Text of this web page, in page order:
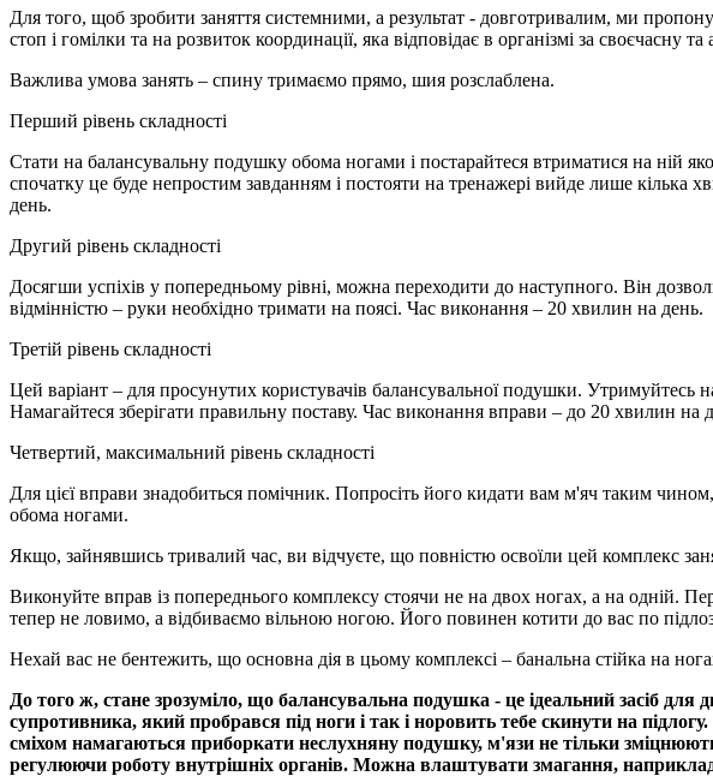
Для того, щоб зробити заняття системними, а результат - довготривалим, ми
стоп і гомілки та на розвиток координації, яка відповідає в організмі за своєчасну
Важлива умова занять – спину тримаємо прямо, шия розслаблена.
Перший рівень складності
Стати на балансувальну подушку обома ногами і постарайтеся втриматися на ній
спочатку це буде непростим завданням і постояти на тренажері вийде лише кілька
день.
Другий рівень складності
Досягши успіхів у попередньому рівні, можна переходити до наступного. Він
відмінністю – руки необхідно тримати на поясі. Час виконання – 20 хвилин на день.
Третій рівень складності
Цей варіант – для просунутих користувачів балансувальної подушки.
Намагайтеся зберігати правильну поставу. Час виконання вправи – до 20 хвилин на
Четвертий, максимальний рівень складності
Для цієї вправи знадобиться помічник. Попросіть його кидати вам м'яч таким
обома ногами.
Якщо, зайнявшись тривалий час, ви відчуєте, що повністю освоїли цей комплекс
Виконуйте вправ із попереднього комплексу стоячи не на двох ногах, а на одній.
тепер не ловимо, а відбиваємо вільною ногою. Його повинен котити до вас по
Нехай вас не бентежить, що основна дія в цьому комплексі – банальна стійка на
До того ж, стане зрозуміло, що балансувальна подушка - це ідеальний засіб
супротивника, який пробрався під ноги і так і норовить тебе скинути на
сміхом намагаються приборкати неслухняну подушку, м'язи не тільки
регулюючи роботу внутрішніх органів. Можна влаштувати змагання,